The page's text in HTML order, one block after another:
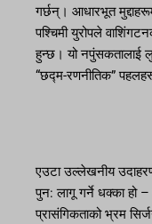
गर्छन्। आधारभूत
पश्चिमी युरोपले
हुन्छ। यो नपुंसकतालाई
“छद्म-रणनीतिक”
एउटा उल्लेखनीय
पुन: लागू गर्ने धक्का हो
प्रासंगिकताको भ्रम